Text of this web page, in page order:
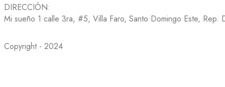
DIRECCIÓN:
Mi sueño 1 calle 3ra, #5, Villa Faro, Santo Domingo Este, Rep.
Copyright - 2024